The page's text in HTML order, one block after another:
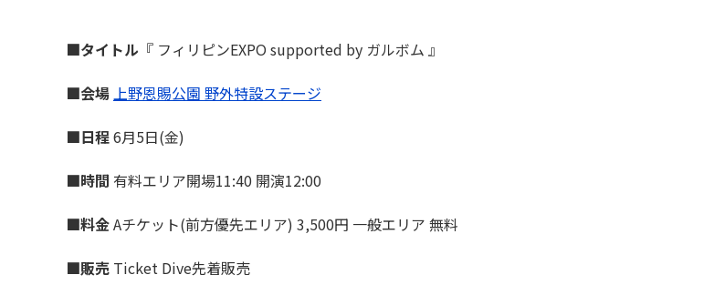
■タイトル 『 フィリピンEXPO supported by ガルボム 』
■会場上野恩賜公園 野外特設ステージ
■日程6月5日(金)
■時間 有料エリア開場11:40 開演12:00
■料金Aチケット(前方優先エリア) 3,500円 一般エリア 無料
■販売 Ticket Dive先着販売